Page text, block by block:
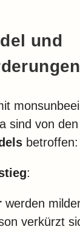
und
sind von
betroffen:
:
werden
verkürzt